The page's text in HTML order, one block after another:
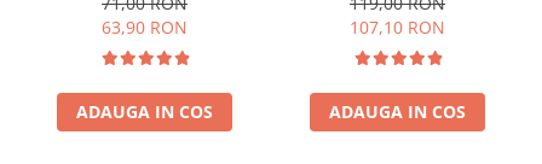
63,90 RON
ADAUGA IN COS
107,10 RON
ADAUGA IN COS